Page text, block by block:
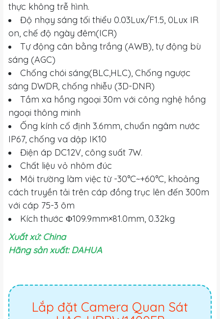
thực không trễ hình.
Độ nhạy sáng tối thiểu 0.03Lux/F1.5, 0Lux IR
on, chế độ ngày đêm(ICR)
Tự động cân bằng trắng (AWB), tự động bù
sáng (AGC)
Chống chói sáng(BLC,HLC), Chống ngược
sáng DWDR, chống nhiễu (3D-DNR)
Tầm xa hồng ngoại 30m với công nghệ hồng
ngoại thông minh
Ống kính cố định 3.6mm, chuẩn ngâm nước
IP67, chống va dập IK10
Điện áp DC12V, công suất 7W.
Chất liệu vỏ nhôm đúc
Môi trường làm việc từ -30°C~+60°C, khoảng
cách truyền tải trên cáp đồng trục lên đến 300m
với cáp 75-3 ôm
Kích thước Φ109.9mm×81.0mm, 0.32kg
Xuất xứ: China
Hãng sản xuất: DAHUA
Lắp đặt Camera Quan Sát